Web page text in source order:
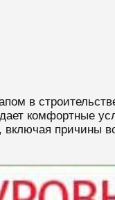
в
комфортные
причины